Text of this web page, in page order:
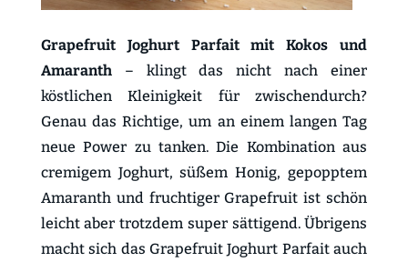
Grapefruit Joghurt Parfait mit Kokos und
Amaranth– klingt das nicht nach einer
köstlichen Kleinigkeit für zwischendurch?
Genau das Richtige, um an einem langen Tag
neue Power zu tanken. Die Kombination aus
cremigem Joghurt, süßem Honig, gepopptem
Amaranth und fruchtiger Grapefruit ist schön
leicht aber trotzdem super sättigend. Übrigens
macht sich das Grapefruit Joghurt Parfait auch